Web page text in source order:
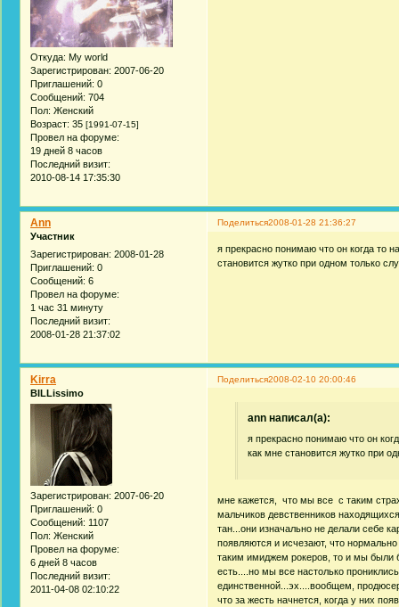
Откуда: My world
Зарегистрирован: 2007-06-20
Приглашений: 0
Сообщений: 704
Пол: Женский
Возраст: 35 [1991-07-15]
Провел на форуме:
19 дней 8 часов
Последний визит:
2010-08-14 17:35:30
Поделиться2008-01-28 21:36:27
Ann
Участник
Зарегистрирован: 2008-01-28
Приглашений: 0
Сообщений: 6
Провел на форуме:
1 час 31 минуту
Последний визит:
2008-01-28 21:37:02
я прекрасно понимаю что он когда то
становится жутко при одном только
Поделиться2008-02-10 20:00:46
Kirra
BILLissimo
Зарегистрирован: 2007-06-20
Приглашений: 0
Сообщений: 1107
Пол: Женский
Провел на форуме:
6 дней 8 часов
Последний визит:
2011-04-08 02:10:22
ann написал(а):
я прекрасно понимаю что он
как мне становится жутко при
мне кажется, что мы все с таким
мальчиков девственников
тан...они изначально не делали себе
появляются и исчезают, что
таким имиджем рокеров, то и мы были
есть....но мы все настолько
единственной...эх....вообщем,
что за жесть начнется, когда у них